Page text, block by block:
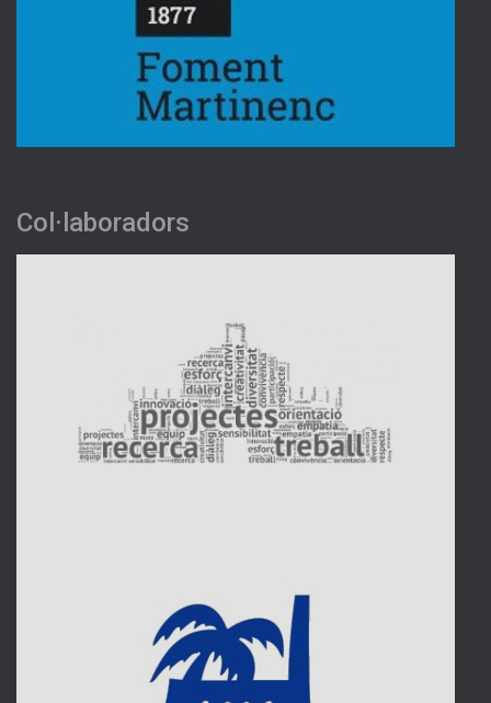
Col·laboradors